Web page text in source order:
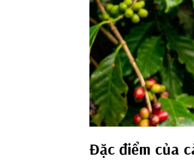
Đặc điểm của